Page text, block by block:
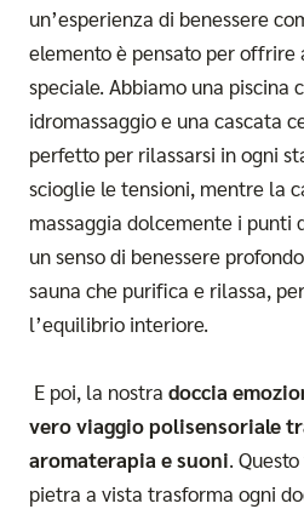
un’esperienza di benessere
elemento è pensato per offrire
speciale. Abbiamo una piscina
idromassaggio e una cascata
perfetto per rilassarsi in ogni
scioglie le tensioni, mentre la
massaggia dolcemente i punti
un senso di benessere
sauna che purifica e rilassa,
l’equilibrio interiore.
E poi, la nostra doccia
vero viaggio polisensoriale
aromaterapia e suoni.
pietra a vista trasforma ogni